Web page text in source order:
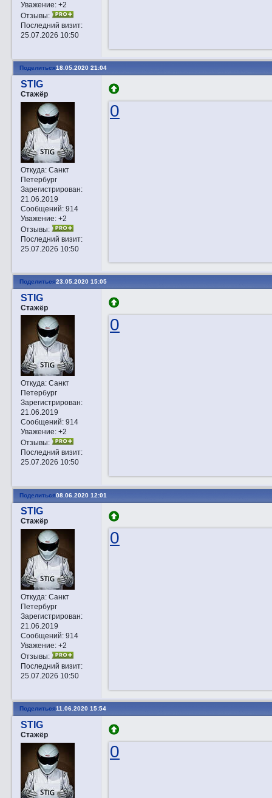
Уважение: +2
Отзывы:
Последний визит:
25.07.2026 10:50
Поделиться18.05.2020 21:04
STIG
Стажёр
Откуда:Санкт
Петербург
Зарегистрирован:
21.06.2019
Сообщений:914
Уважение: +2
Отзывы:
Последний визит:
25.07.2026 10:50
0
Поделиться23.05.2020 15:05
STIG
Стажёр
Откуда:Санкт
Петербург
Зарегистрирован:
21.06.2019
Сообщений:914
Уважение: +2
Отзывы:
Последний визит:
25.07.2026 10:50
0
Поделиться08.06.2020 12:01
STIG
Стажёр
Откуда:Санкт
Петербург
Зарегистрирован:
21.06.2019
Сообщений:914
Уважение: +2
Отзывы:
Последний визит:
25.07.2026 10:50
0
Поделиться11.06.2020 15:54
STIG
Стажёр
0